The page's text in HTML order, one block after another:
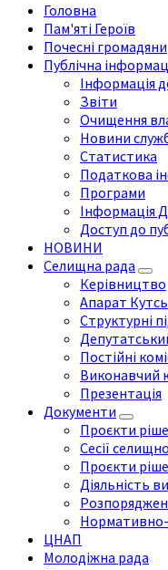
Головна
Пам'яті Героїв
Почесні громадяни
Публічна
Інформація
Звіти
Очищення
Новини
Статистика
Податкова
Програми
Інформація
Доступ до
НОВИНИ
Селищна рада
Керівництво
Апарат
Структурні
Постійні
Виконавчий
Презентація
Документи
Проєкти
Сесії
Проєкти
Діяльність
ЦНАП
Молодіжна рада